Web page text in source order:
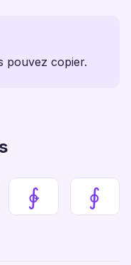
pouvez copier.
∲ ∮